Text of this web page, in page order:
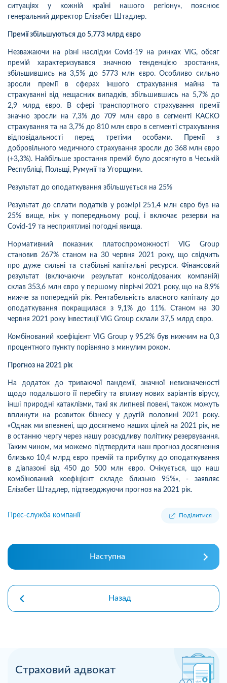
Страховий адвокат
ситуаціях у кожній країні нашого регіону», пояснює
генеральний директор Елізабет Штадлер.
Премії збільшуються до 5,773 млрд євро
Незважаючи на різні наслідки Covid-19 на ринках VIG, обсяг
премій характеризувався значною тенденцією зростання,
збільшившись на 3,5% до 5773 млн євро.Особливо сильно
зросли премії в сферах іншого страхування майна та
страхуванні від нещасних випадків, збільшившись на 5,7% до
2,9 млрд євро. В сфері транспортного страхування премії
значно зросли на 7,3% до 709 млн євро в сегменті КАСКО
страхування та на 3,7% до 810 млн євро в сегменті страхування
відповідальності перед третіми особами. Премії з
добровільного медичного страхування зросли до 368 млн євро
(+3,3%). Найбільше зростання премій було досягнуто в Чеській
Республіці, Польщі, Румунії та Угорщини.
Результат до оподаткування збільшується на 25%
Результат до сплати податків у розмірі 251,4 млн євро був на
25% вище, ніж у попередньому році, і включає резерви на
Covid-19 та несприятливі погодні явища.
Нормативний показник платоспроможності VIG Group
становив 267% станом на 30 червня 2021 року, що свідчить
про дуже сильні та стабільні капітальні ресурси.Фінансовий
результат (включаючи результат консолідованих компаній)
склав 353,6 млн євро у першому півріччі 2021 року, що на 8,9%
нижче за попередній рік. Рентабельність власного капіталу до
оподаткування покращилася з 9,1% до 11%. Станом на 30
червня 2021 року інвестиції VIG Group склали 37,5 млрд євро.
Комбінований коефіцієнт VIG Group у 95,2% був нижчим на 0,3
процентного пункту порівняно з минулим роком.
Прогноз на 2021 рік
На додаток до триваючої пандемії, значної невизначеності
щодо подальшого її перебігу та впливу нових варіантів вірусу,
інші природні катаклізми, такі як липневі повені, також можуть
вплинути на розвиток бізнесу у другій половині 2021 року.
«Однак ми впевнені, що досягнемо наших цілей на 2021 рік, не
в останню чергу через нашу розсудливу політику резервування.
Таким чином, ми можемо підтвердити наш прогноз досягнення
близько 10,4 млрд євро премій та прибутку до оподаткування
в діапазоні від 450 до 500 млн євро.
Очікується, що наш
комбінований коефіцієнт складе близько 95%», - заявляє
Елізабет Штадлер, підтверджуючи прогноз на 2021 рік.
Прес-служба компанії Поділитися
Наступна
Назад